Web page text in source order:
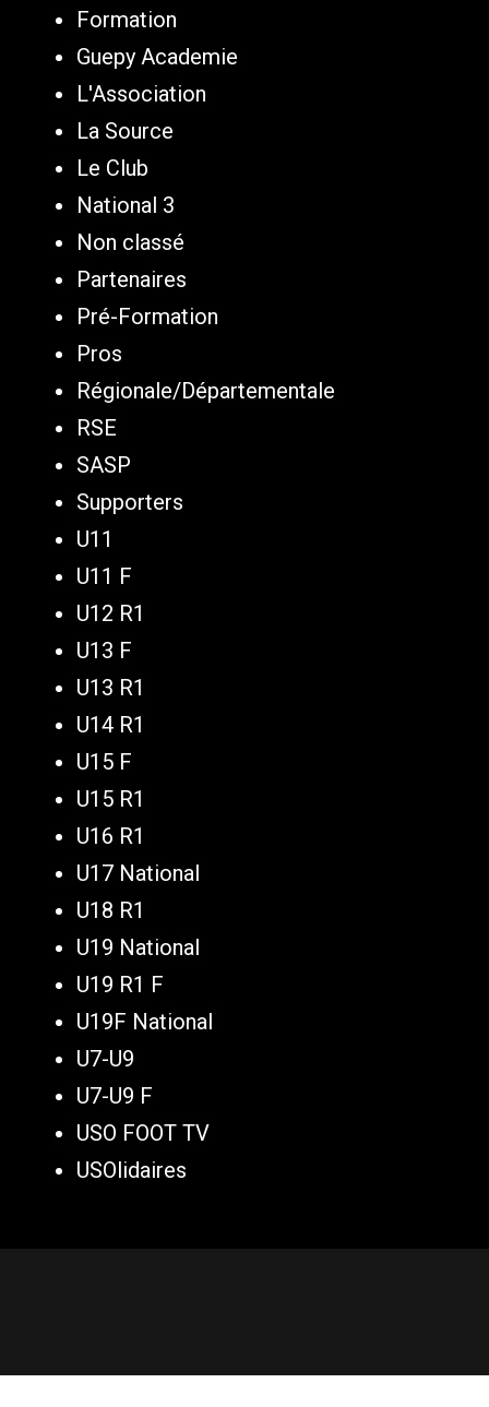
Formation
Guepy Academie
L'Association
La Source
Le Club
National 3
Non classé
Partenaires
Pré-Formation
Pros
Régionale/Départementale
RSE
SASP
Supporters
U11
U11 F
U12 R1
U13 F
U13 R1
U14 R1
U15 F
U15 R1
U16 R1
U17 National
U18 R1
U19 National
U19 R1 F
U19F National
U7-U9
U7-U9 F
USO FOOT TV
USOlidaires